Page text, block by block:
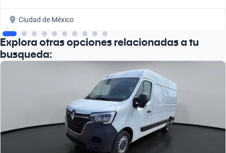
Ciudad de México
Explora otras opciones relacionadas a tu
busqueda: